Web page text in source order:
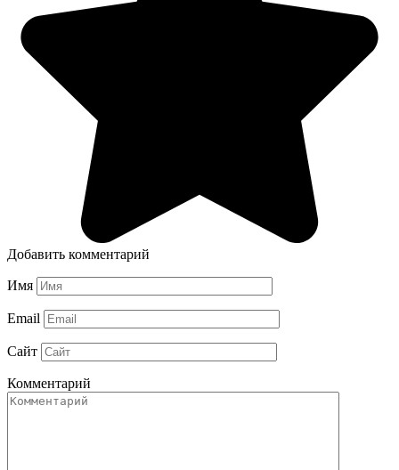
Добавить комментарий
Имя
Email
Сайт
Комментарий